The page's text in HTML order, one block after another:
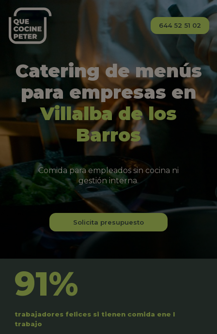
644 52 51 02
Catering de menús
para empresas en
Villalba de los
Barros
Comida para empleados sin cocina ni
gestión interna.
Solicita presupuesto
91%
trabajadores felices si tienen comida ene l
trabajo